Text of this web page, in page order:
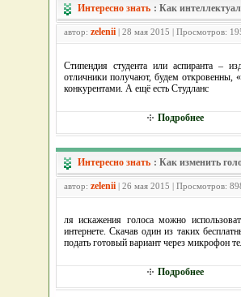
Интересно знать : Как
автор: zelenii | 28 мая 2015 | Просмотров:
Стипендия студента или аспиранта –
отличники получают, будем откровенны,
конкурентами. А ещё есть Студланс
Подробнее
Интересно знать : Как изменить
автор: zelenii | 26 мая 2015 | Просмотров:
ля искажения голоса можно
интернете. Скачав один из таких
подать готовый вариант через микрофон
Подробнее